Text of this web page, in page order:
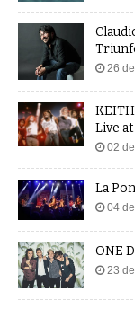
26 de
Live
02 de
La
04 de
ONE
23 de